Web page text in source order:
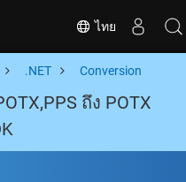
ไทย
.NET Conversion
ถึง POTX